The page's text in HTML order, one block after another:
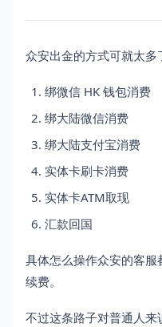
众安出金的方式可就太多
绑微信 HK 钱包消费
绑大陆微信消费
绑大陆支付宝消费
实体卡刷卡消费
实体卡ATM取现
汇款回国
具体怎么操作众安的客
续费。
不过这条路子对普通人